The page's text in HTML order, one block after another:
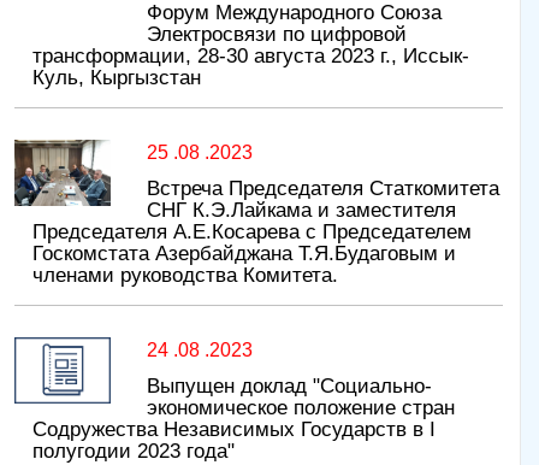
Форум Международного Союза
Электросвязи по цифровой
трансформации, 28-30 августа 2023 г., Иссык-
Куль, Кыргызстан
25 .08 .2023
Встреча Председателя Статкомитета
СНГ К.Э.Лайкама и заместителя
Председателя А.Е.Косарева с Председателем
Госкомстата Азербайджана Т.Я.Будаговым и
членами руководства Комитета.
24 .08 .2023
Выпущен доклад "Социально-
экономическое положение стран
Содружества Независимых Государств в I
полугодии 2023 года"